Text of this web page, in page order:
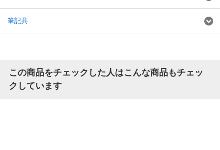
筆記具
この商品をチェックした人はこんな商品もチェッ
クしています